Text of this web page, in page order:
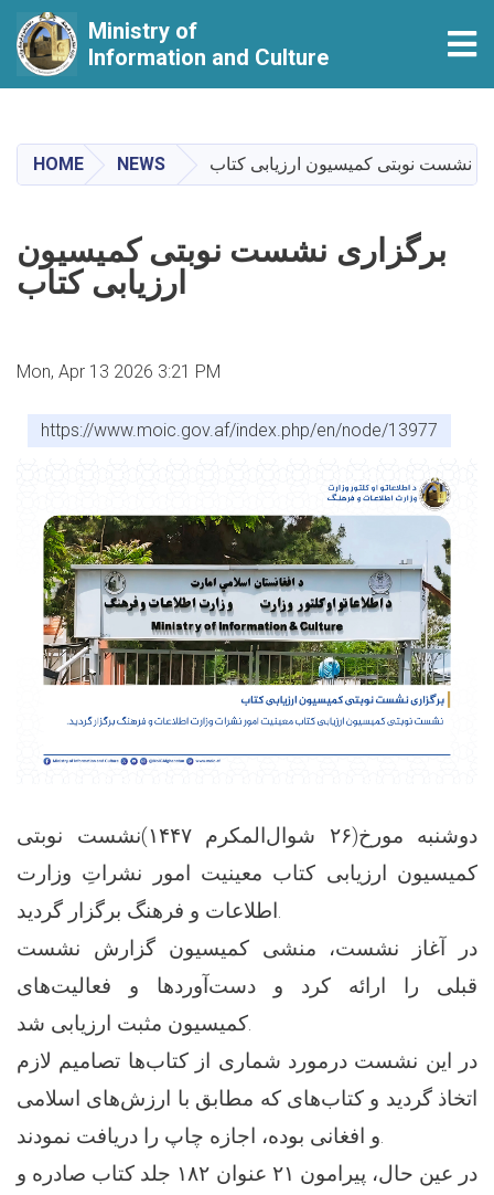
main
content
Ministry of
Information and Culture
HOME NEWS نشست نوبتی کمیسیون ارزیابی کتاب
برگزاری نشست نوبتی کمیسیون
ارزیابی کتاب
Mon, Apr 13 2026 3:21 PM
https://www.moic.gov.af/index.php/en/node/13977
دوشنبه مورخ(۲۶ شوال‌المکرم ۱۴۴۷)نشست نوبتی
کمیسیون ارزیابی کتاب معینیت امور نشراتِ وزارت
اطلاعات و فرهنگ برگزار گردید.
در آغاز نشست، منشی کمیسیون گزارش نشست
قبلی را ارائه کرد و دست‌آوردها و فعالیت‌های
کمیسیون مثبت ارزیابی شد.
در این نشست درمورد شماری از کتاب‌ها تصامیم لازم
اتخاذ گردید و کتاب‌های که مطابق با ارزش‌های اسلامی
و افغانی بوده، اجازه چاپ را دریافت نمودند.
در عین حال، پیرامون ۲۱ عنوان ۱۸۲ جلد کتاب صادره و